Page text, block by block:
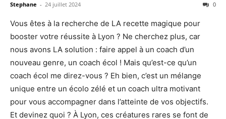
Stephane - 24 juillet 2024 0
Vous êtes à la recherche de LA recette magique pour
booster votre réussite à Lyon ? Ne cherchez plus, car
nous avons LA solution : faire appel à un coach d’un
nouveau genre, un coach écol ! Mais qu’est-ce qu’un
coach écol me direz-vous ? Eh bien, c’est un mélange
unique entre un écolo zélé et un coach ultra motivant
pour vous accompagner dans l’atteinte de vos objectifs.
Et devinez quoi ? À Lyon, ces créatures rares se font de